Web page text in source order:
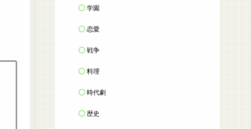
学園
恋愛
戦争
料理
時代劇
歴史